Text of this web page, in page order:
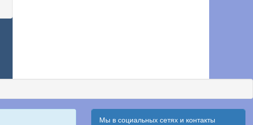
Мы в социальных сетях и контакты